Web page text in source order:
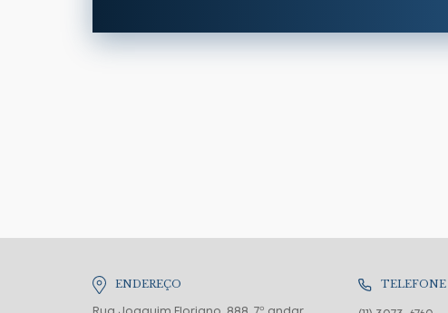
ENDEREÇO TELEFONE